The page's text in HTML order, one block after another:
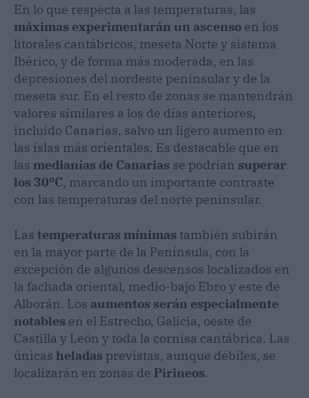
En lo que respecta a las temperaturas, las
máximas experimentarán un ascenso en los
litorales cantábricos, meseta Norte y sistema
Ibérico, y de forma más moderada, en las
depresiones del nordeste peninsular y de la
meseta sur. En el resto de zonas se mantendrán
valores similares a los de días anteriores,
incluido Canarias, salvo un ligero aumento en
las islas más orientales. Es destacable que en
las medianías de Canarias se podrían superar
los 30ºC, marcando un importante contraste
con las temperaturas del norte peninsular.
Las temperaturas mínimas también subirán
en la mayor parte de la Península, con la
excepción de algunos descensos localizados en
la fachada oriental, medio-bajo Ebro y este de
Alborán. Los aumentos serán especialmente
notables en el Estrecho, Galicia, oeste de
Castilla y León y toda la cornisa cantábrica. Las
únicas heladas previstas, aunque débiles, se
localizarán en zonas de Pirineos.